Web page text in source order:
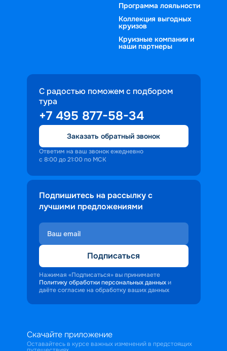
Программа лояльности
Коллекция выгодных
круизов
Круизные компании и
наши партнеры
С радостью поможем с подбором
тура
+7 495 877-58-34
Заказать обратный звонок
Ответим на ваш звонок ежедневно
с 8:00 до 21:00 по МСК
Подпишитесь на рассылку с
лучшими предложениями
Подписаться
Нажимая «Подписаться» вы принимаете
Политику обработки персональных данных и
даёте согласие на обработку ваших данных
Скачайте приложение
Оставайтесь в курсе важных изменений в предстоящих